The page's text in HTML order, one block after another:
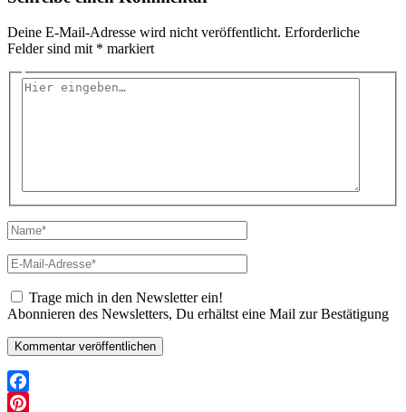
Deine E-Mail-Adresse wird nicht veröffentlicht. Erforderliche
Felder sind mit * markiert
Hier
Name*
E-
Mail-
Adresse*
Trage mich in den Newsletter ein!
Abonnieren des Newsletters, Du erhältst eine Mail zur Bestätigung
Facebook